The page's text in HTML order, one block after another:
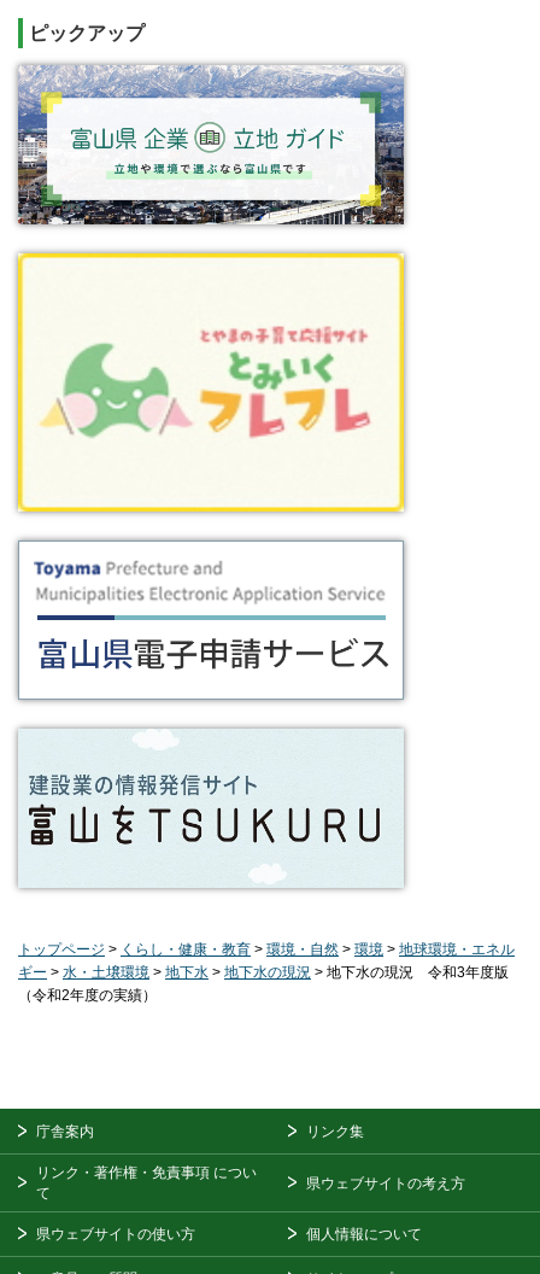
ピックアップ
トップページ > くらし・健康・教育 > 環境・自然 > 環境 > 地球環境・エネル
ギー > 水・土壌環境 > 地下水 > 地下水の現況 > 地下水の現況 令和3年度版
（令和2年度の実績）
庁舎案内 リンク集
リンク・著作権・免責事項 につい
て
県ウェブサイトの考え方
県ウェブサイトの使い方 個人情報について